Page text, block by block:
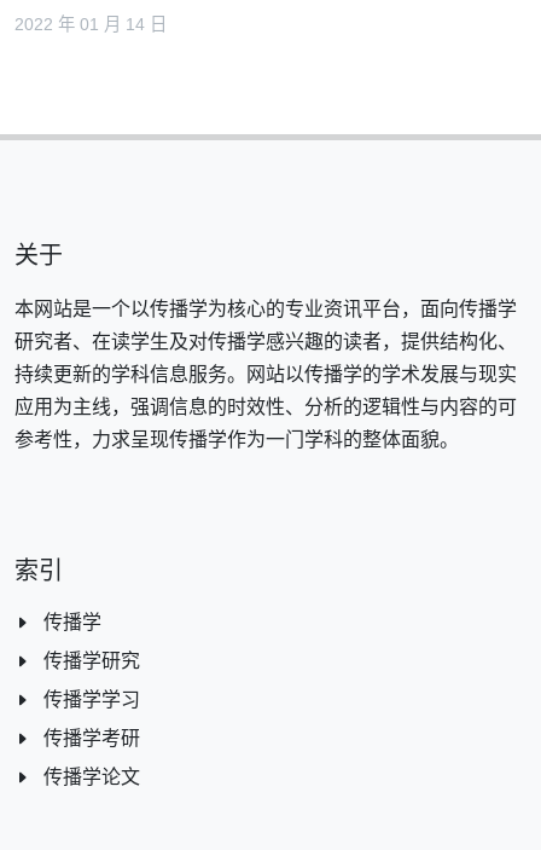
2022 年 01 月 14 日
关于
本网站是一个以传播学为核心的专业资讯平台，面向传播学
研究者、在读学生及对传播学感兴趣的读者，提供结构化、
持续更新的学科信息服务。网站以传播学的学术发展与现实
应用为主线，强调信息的时效性、分析的逻辑性与内容的可
参考性，力求呈现传播学作为一门学科的整体面貌。
索引
传播学
传播学研究
传播学学习
传播学考研
传播学论文